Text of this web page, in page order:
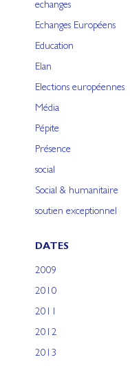
echanges
Echanges Européens
Education
Elan
Elections européennes
Média
Pépite
Présence
social
Social & humanitaire
soutien exceptionnel
DATES
2009
2010
2011
2012
2013